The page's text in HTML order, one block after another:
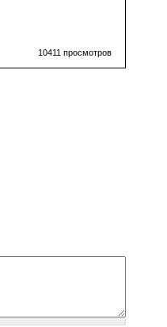
10411 просмотров